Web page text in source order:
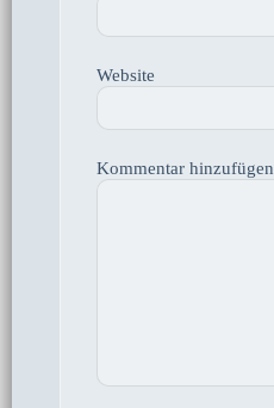
Website
Kommentar hinzufügen